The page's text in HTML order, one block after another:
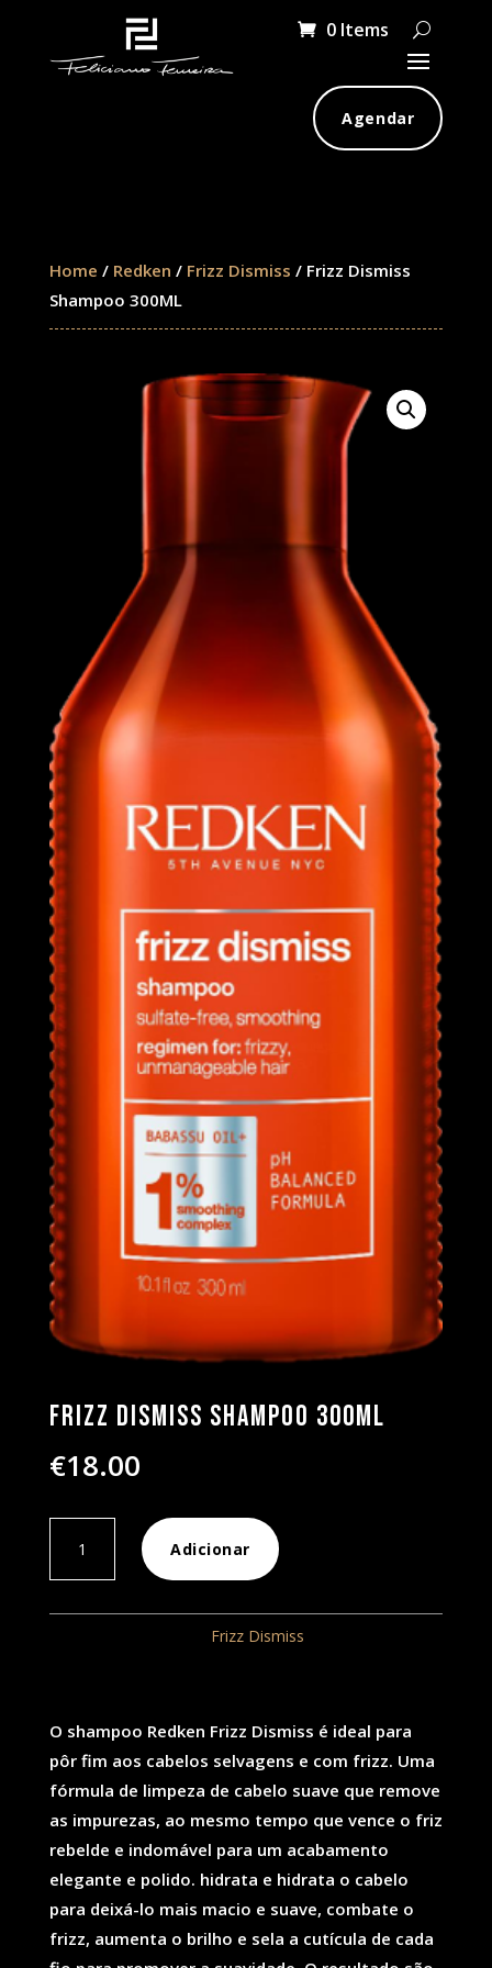
0 Items
Agendar
Home / Redken / Frizz Dismiss / Frizz Dismiss
Shampoo 300ML
Frizz Dismiss Shampoo 300ML
€18.00
Dismiss
Adicionar
Frizz Dismiss
O shampoo Redken Frizz Dismiss é ideal para
pôr fim aos cabelos selvagens e com frizz. Uma
fórmula de limpeza de cabelo suave que remove
as impurezas, ao mesmo tempo que vence o friz
rebelde e indomável para um acabamento
elegante e polido. hidrata e hidrata o cabelo
para deixá-lo mais macio e suave, combate o
frizz, aumenta o brilho e sela a cutícula de cada